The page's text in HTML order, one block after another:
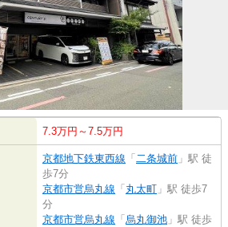
7.3万円～7.5万円
京都地下鉄東西線 「 二条城前 」駅 徒
歩7分
京都市営烏丸線 「 丸太町 」駅 徒歩7
分
京都市営烏丸線 「 烏丸御池 」駅 徒歩